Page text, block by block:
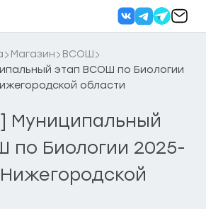
Магазин
ВСОШ
этап ВСОШ по Биологии
области
Муниципальный
по Биологии 2025-